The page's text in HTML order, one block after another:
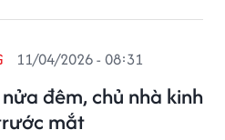
đêm, chủ nhà kinh
mắt
11/04/2026 - 08:31